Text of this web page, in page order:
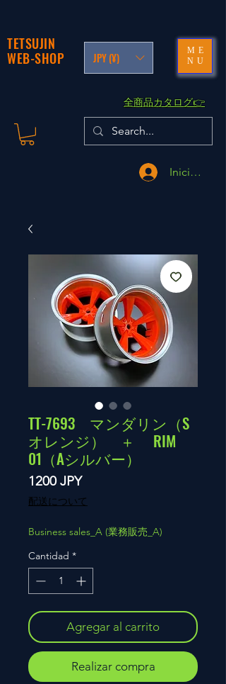
TETSUJIN
WEB-SHOP
JPY (¥)
ME
NU
​全商品カタログ👉
Iniciar
TT-7693 マンダリン（S
オレンジ） ＋ RIM
01（Aシルバー）
1200 JPYPrecio
配送について
Business sales_A (業務販売_A)
Cantidad *
Agregar al carrito
Realizar compra